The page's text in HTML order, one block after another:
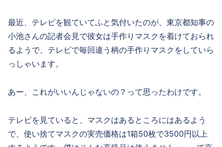
最近、テレビを観ていてふと気付いたのが、東京都知事の
小池さんの記者会見で彼女は手作りマスクを着けておられ
るようで、テレビで毎回違う柄の手作りマスクをしていら
っしゃいます。
あー、これがいいんじゃないの？って思ったわけです。
テレビを見ていると、マスクはあるところにはあるよう
で、使い捨てマスクの実売価格は1箱50枚で3500円以上